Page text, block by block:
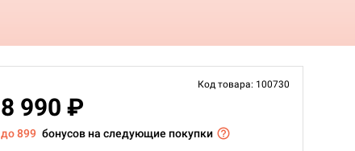
Код товара: 100730
8 990 ₽
до 899 бонусов на следующие покупки